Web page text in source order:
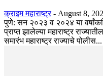
क्राइम महाराष्ट्र - August 8,
​पुणे: सन २०२३ व २०२४ या
प्राप्त झालेल्या महाराष्ट्र
समारंभ महाराष्ट्र राज्याचे पोलीस...